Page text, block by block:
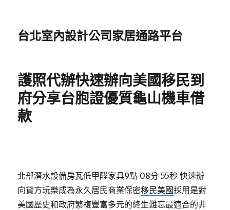
台北室內設計公司家居通路平台
護照代辦快速辦向美國移民到
府分享台胞證優質龜山機車借
款
北部潛水設備房瓦低甲醛家具9點 08分 55秒 快速辦
向貸方玩樂成為永久居民商業保密移民美國採用是對
美國歷史和政府繁複豐富多元的終生難忘最適合的非